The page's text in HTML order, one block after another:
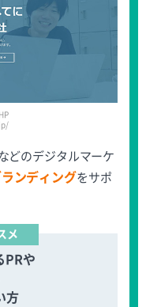
どのデジタルマーケ
ンディングをサポ
メ
PRや
方